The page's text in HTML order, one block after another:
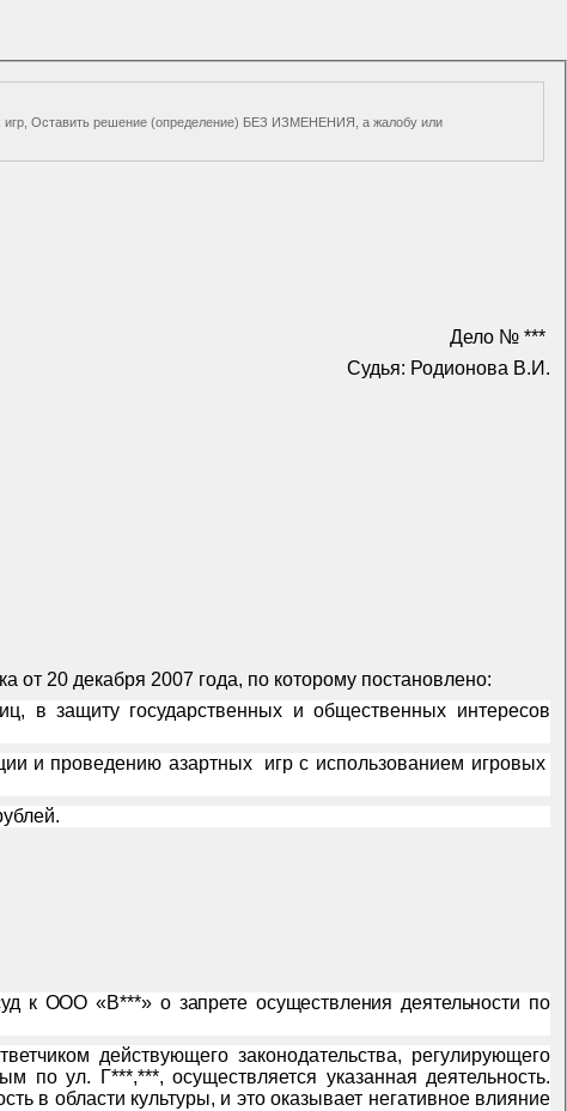
игр, Оставить решение (определение) БЕЗ ИЗМЕНЕНИЯ, а жалобу или
Дело № ***
Судья: Родионова В.И.
от 20 декабря 2007 года, по которому постановлено:
в защиту государственных и общественных интересов
и проведению азартных
игр с использованием игровых
к ООО «В***» о запрете осуществления деятельности по
действующего законодательства, регулирующего
ул. Г***,***, осуществляется указанная деятельность.
в области культуры, и это оказывает негативное влияние